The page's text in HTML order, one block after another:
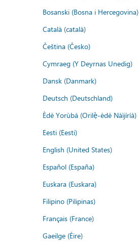
Bosanski (Bosna i Hercegovina)
Català (català)
Čeština (Česko)
Cymraeg (Y Deyrnas Unedig)
Dansk (Danmark)
Deutsch (Deutschland)
Èdè Yorùbá (Orilẹ̀-èdè Nàìjíríà)
Eesti (Eesti)
English (United States)
Español (España)
Euskara (Euskara)
Filipino (Pilipinas)
Français (France)
Gaeilge (Éire)